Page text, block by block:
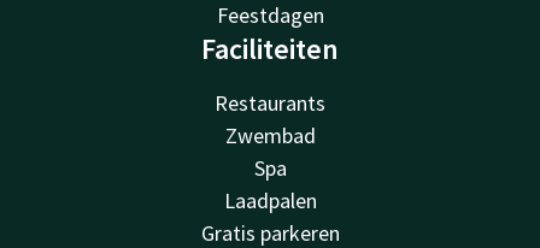
Feestdagen
Faciliteiten
Restaurants
Zwembad
Spa
Laadpalen
Gratis parkeren